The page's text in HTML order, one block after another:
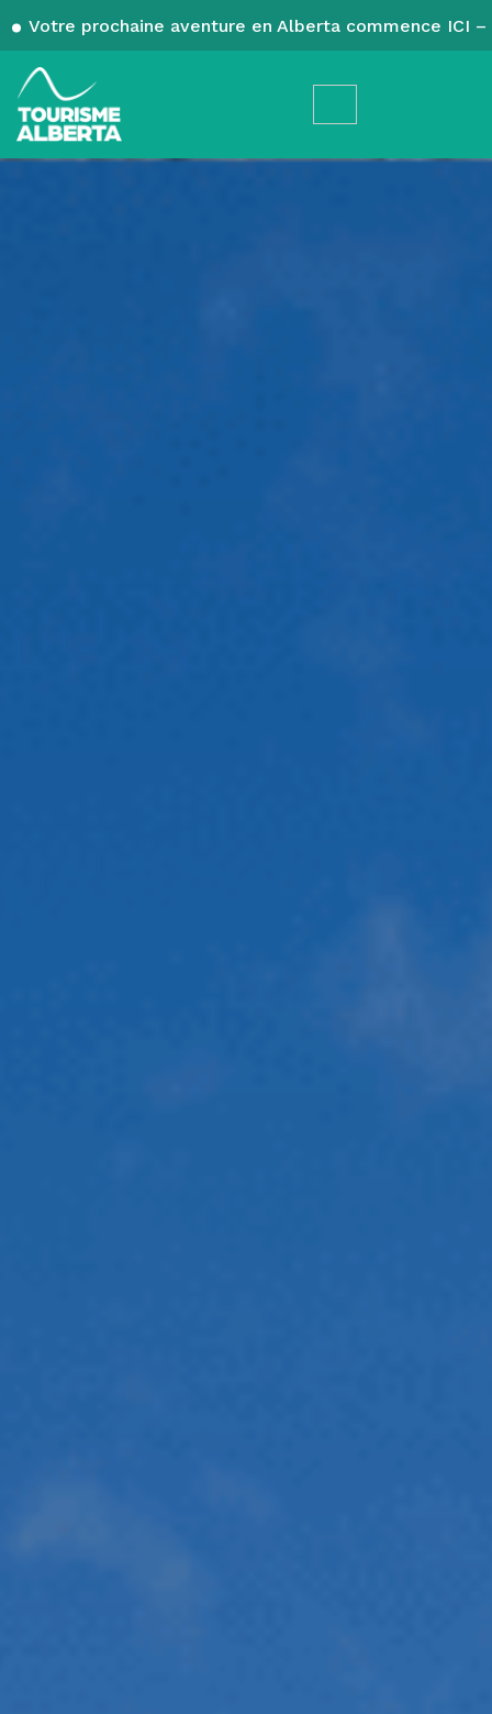
Votre prochaine aventure en Alberta commence ICI